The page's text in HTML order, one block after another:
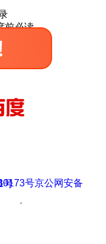
前必读
号
号